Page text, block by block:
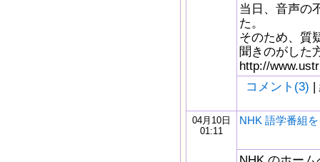
当日、音声の
た。
そのため、質
聞きのがした
http://www.ustr
コメント(3) |
04月10日
01:11
NHK 語学番組